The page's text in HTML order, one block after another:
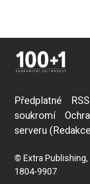
Předplatné RSS
soukromí
serveru
© Extra Publishing,
1804-9907